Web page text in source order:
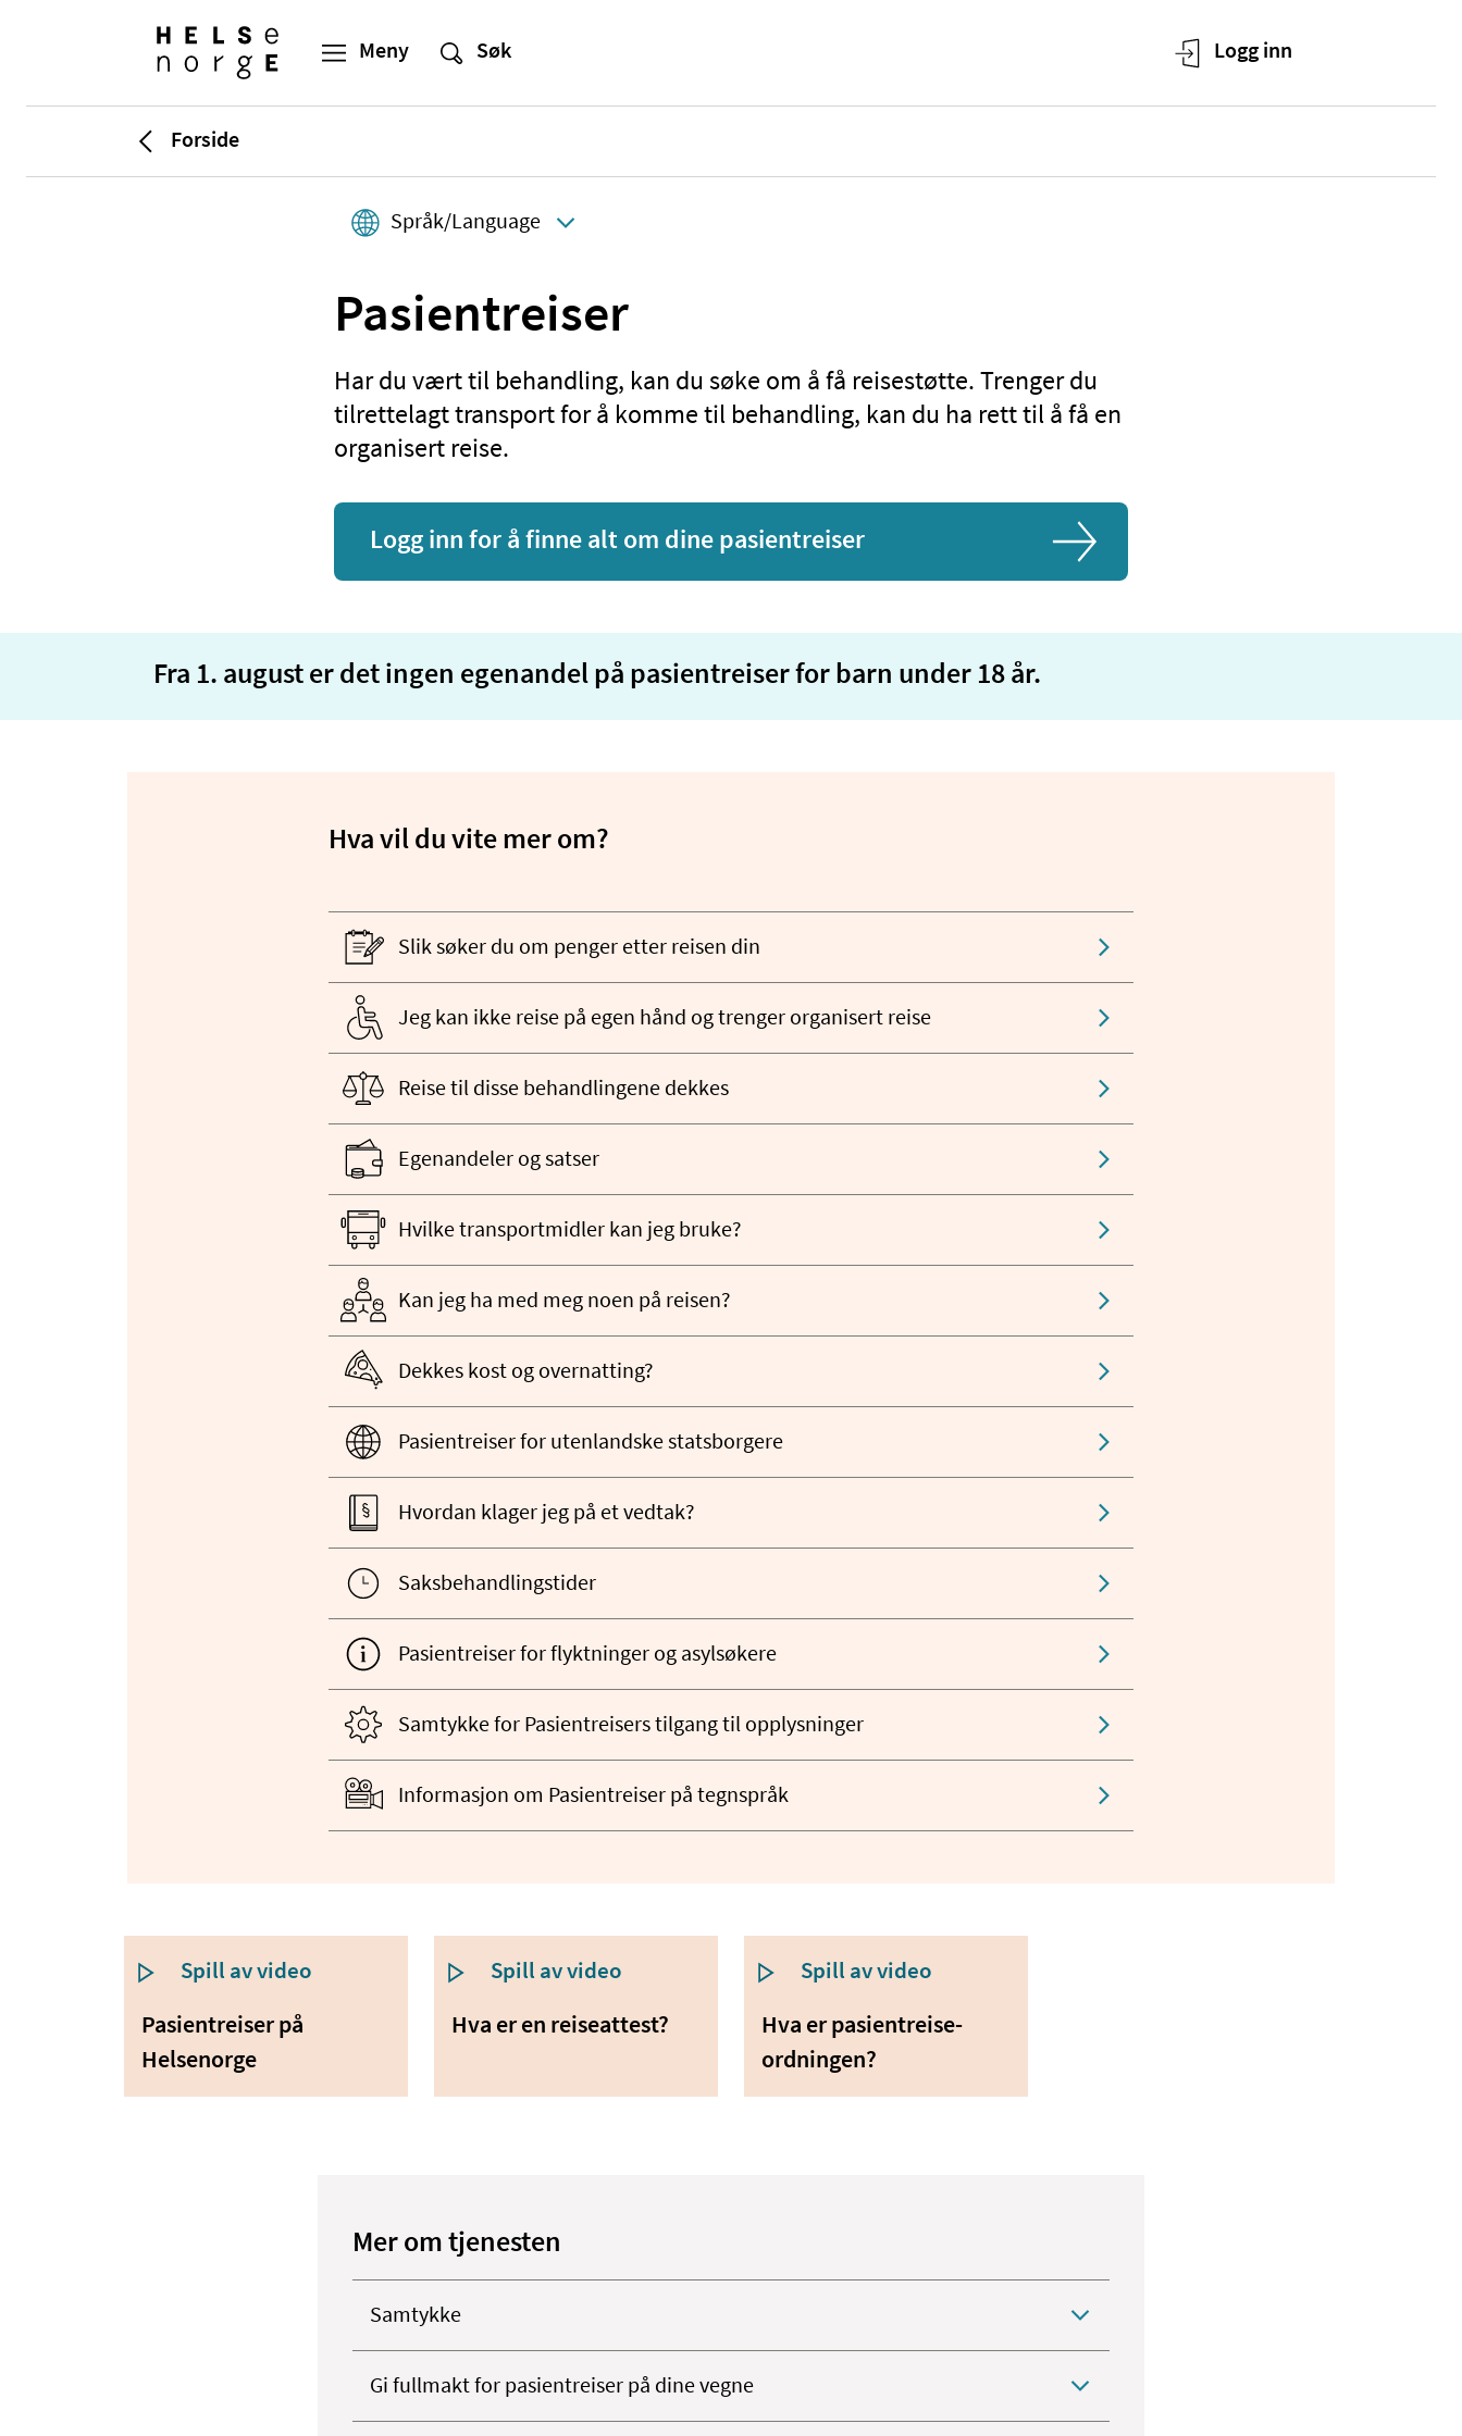
Forside
Språk/Language
Pasientreiser
Har du vært til behandling, kan du søke om å få reisestøtte. Trenger du
tilrettelagt transport for å komme til behandling, kan du ha rett til å få en
organisert reise.
Logg inn for å finne alt om dine pasientreiser
Fra 1. august er det ingen egenandel på pasientreiser for barn under 18 år.
Hva vil du vite mer om?
Slik søker du om penger etter reisen din
Jeg kan ikke reise på egen hånd og trenger organisert reise
Reise til disse behandlingene dekkes
Egenandeler og satser
Hvilke transportmidler kan jeg bruke?
Kan jeg ha med meg noen på reisen?
Dekkes kost og overnatting?
Pasientreiser for utenlandske statsborgere
Hvordan klager jeg på et vedtak?
Saksbehandlingstider
Pasientreiser for flyktninger og asylsøkere
Samtykke for Pasientreisers tilgang til opplysninger
Informasjon om Pasientreiser på tegnspråk
Spill av video
Pasient­reiser på
Helsenorge
Spill av video
Hva er en reise­attest?
Spill av video
Hva er pasientreise­
ordningen?
Mer om tjenesten
Samtykke
Gi fullmakt for pasientreiser på dine vegne